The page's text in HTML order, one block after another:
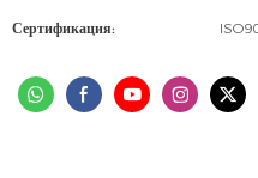
Сертификация: